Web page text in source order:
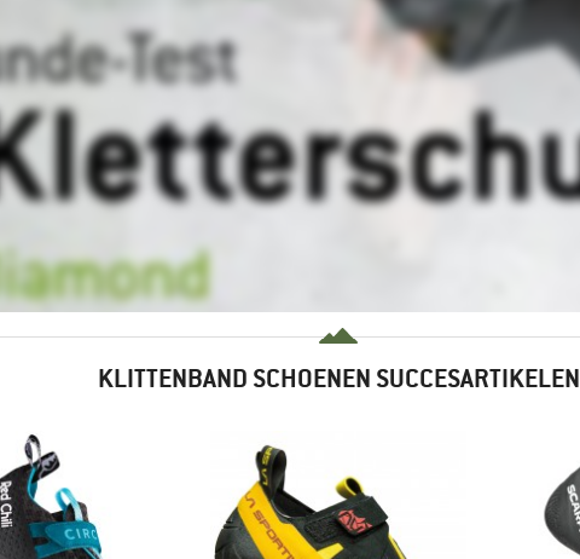
KLITTENBAND SCHOENEN SUCCESARTIKELEN